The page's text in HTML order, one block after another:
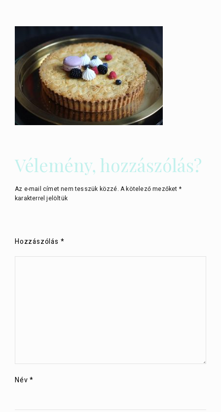
Vélemény, hozzászólás?
Az e-mail címet nem tesszük közzé. A kötelező mezőket *
karakterrel jelöltük
Hozzászólás *
Név*